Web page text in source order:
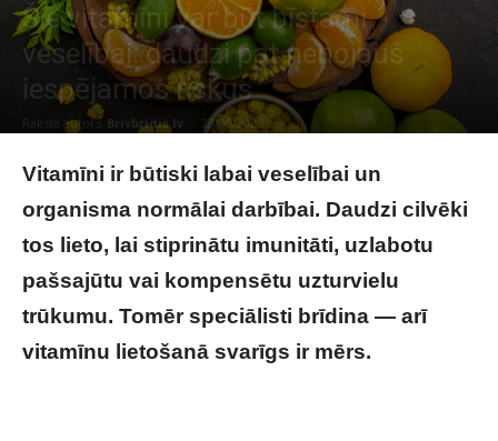
Šie vitamīni var būt bīstami
veselībai: daudzi pat nenojauš
iespējamos riskus
Raksta autors Brivbridis.lv 23/05/2026
Image by KamranAydinov on Magnific
Vitamīni ir būtiski labai veselībai un
organisma normālai darbībai. Daudzi cilvēki
tos lieto, lai stiprinātu imunitāti, uzlabotu
pašsajūtu vai kompensētu uzturvielu
trūkumu. Tomēr speciālisti brīdina — arī
vitamīnu lietošanā svarīgs ir mērs.